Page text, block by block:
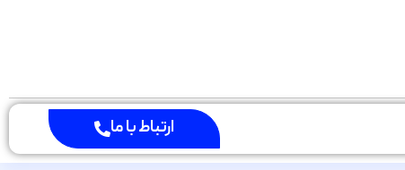
ارتباط با ما